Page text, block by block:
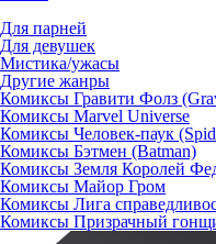
Для парней
Для девушек
Мистика/ужасы
Другие жанры
Комиксы Гравити Фолз
Комиксы Marvel Universe
Комиксы Человек-паук
Комиксы Бэтмен (Batman)
Комиксы Земля Королей
Комиксы Майор Гром
Комиксы Лига
Комиксы Призрачный